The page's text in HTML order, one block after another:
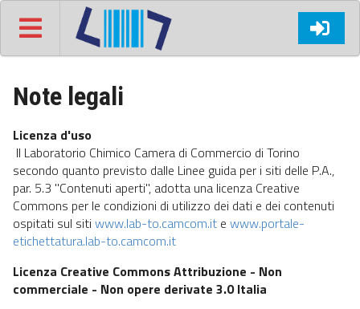
Note legali
Licenza d'uso
Il Laboratorio Chimico Camera di Commercio di Torino
secondo quanto previsto dalle Linee guida per i siti delle P.A.,
par. 5.3 "Contenuti aperti", adotta una licenza Creative
Commons per le condizioni di utilizzo dei dati e dei contenuti
ospitati sul siti www.lab-to.camcom.it e www.portale-
etichettatura.lab-to.camcom.it
Licenza Creative Commons Attribuzione - Non
commerciale - Non opere derivate 3.0 Italia